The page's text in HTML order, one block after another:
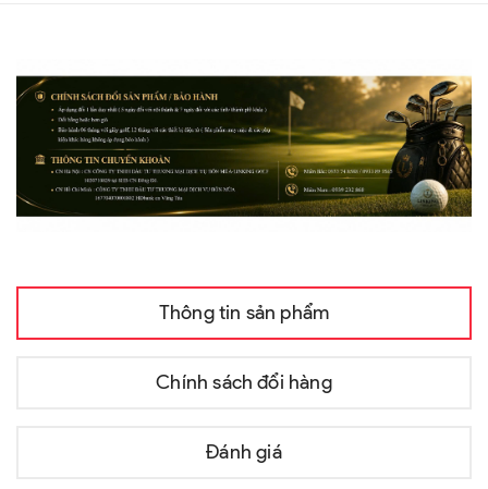
Thông tin sản phẩm
Chính sách đổi hàng
Đánh giá